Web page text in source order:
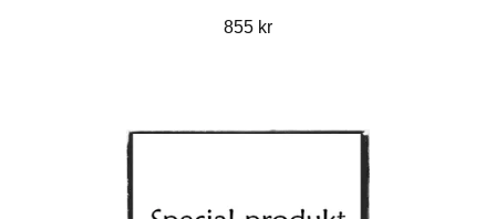
855 kr